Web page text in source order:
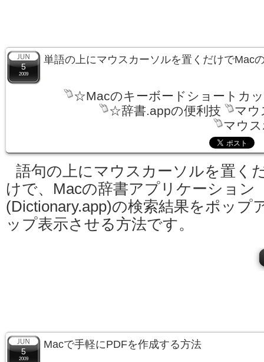
5
2009
単語の上にマウスカーソルを置くだけでMac
☆Macのキーボードショートカ
☆辞書.appの便利技
マウ
マウ
語句の上にマウスカーソルを置く
けで、Macの辞書アプリケーション
(Dictionary.app)の検索結果をポップ
ップ表示させる方法です。
5
2009
Macで手軽にPDFを作成する方法